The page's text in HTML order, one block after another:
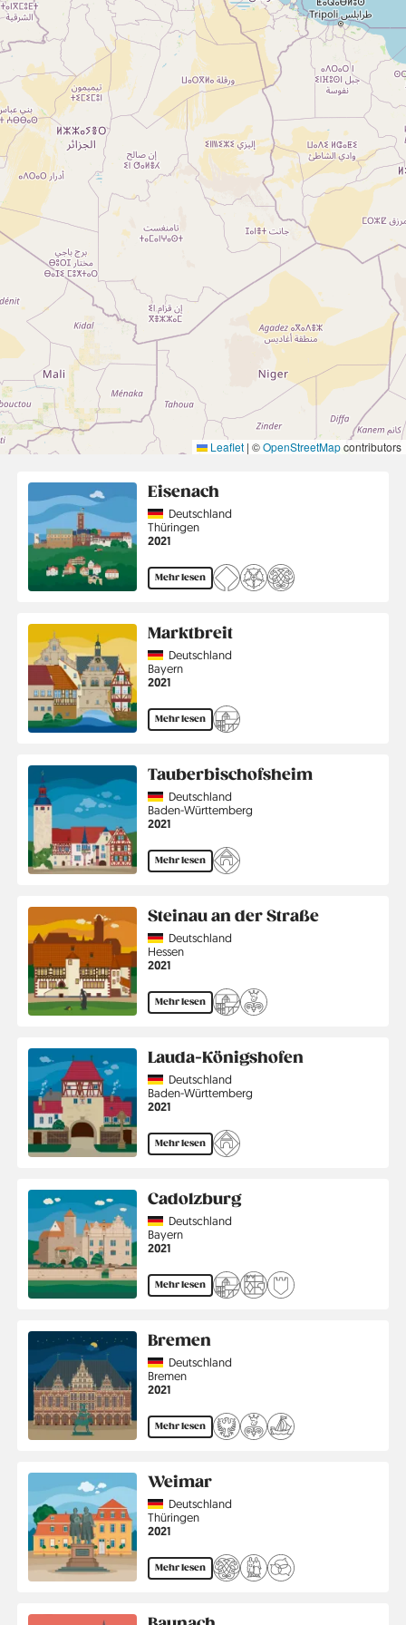
Leaflet | ©OpenStreetMapcontributors
Eisenach
CountryDeutschland
Region
Thüringen
Jahr
2021
Mehr lesen
Marktbreit
CountryDeutschland
Region
Bayern
Jahr
2021
Mehr lesen
Tauberbischofsheim
CountryDeutschland
Region
Baden-Württemberg
Jahr
2021
Mehr lesen
Steinau an der Straße
CountryDeutschland
Region
Hessen
Jahr
2021
Mehr lesen
Lauda-Königshofen
CountryDeutschland
Region
Baden-Württemberg
Jahr
2021
Mehr lesen
Cadolzburg
CountryDeutschland
Region
Bayern
Jahr
2021
Mehr lesen
Bremen
CountryDeutschland
Region
Bremen
Jahr
2021
Mehr lesen
Weimar
CountryDeutschland
Region
Thüringen
Jahr
2021
Mehr lesen